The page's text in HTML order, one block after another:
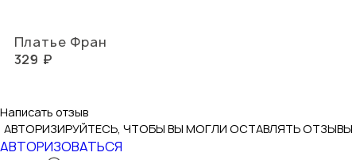
Платье Фран
329 ₽
Написать отзыв
АВТОРИЗИРУЙТЕСЬ, ЧТОБЫ ВЫ МОГЛИ ОСТАВЛЯТЬ ОТЗЫВЫ
АВТОРИЗОВАТЬСЯ